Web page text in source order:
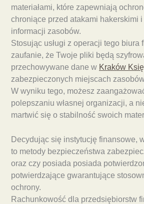
materiałami, które zapewniają
chroniące przed atakami hakerskimi
informacji zasobów.
Stosując usługi z operacji tego biura
zaufanie, że Twoje pliki będą
przechowywane dane w Kraków
zabezpieczonych miejscach
W wyniku tego, możesz
polepszaniu własnej organizacji, a
martwić się o stabilność swoich
Decydując się instytucję finansowe,
to metody bezpieczeństwa
oraz czy posiada posiada
potwierdzające gwarantujące
ochrony.
Rachunkowość dla przedsiębiorstw